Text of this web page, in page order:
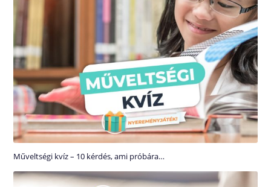
Műveltségi kvíz – 10 kérdés, ami próbára…